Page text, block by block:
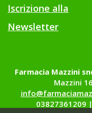
Iscrizione alla
Newsletter
Farmacia Mazzini
Mazzini
03827361209